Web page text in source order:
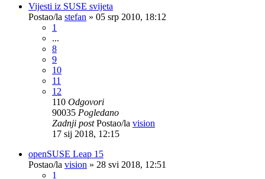
Vijesti iz SUSE svijeta
Postao/la stefan » 05 srp 2010, 18:12
1
...
8
9
10
11
12
110 Odgovori
90035 Pogledano
Zadnji postPostao/la vision
17 sij 2018, 12:15
openSUSE Leap 15
Postao/la vision » 28 svi 2018, 12:51
1